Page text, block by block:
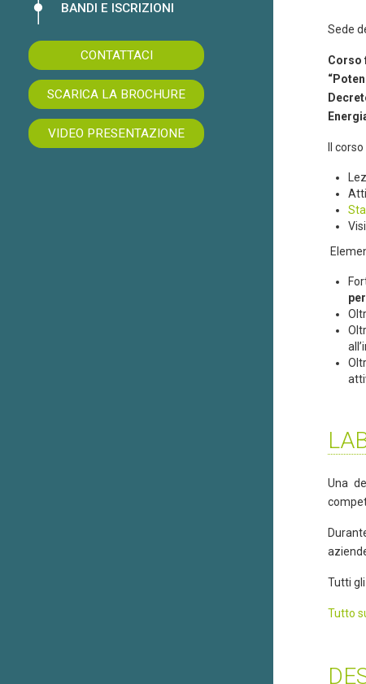
BANDI E ISCRIZIONI
CONTATTACI
SCARICA LA BROCHURE
VIDEO PRESENTAZIONE
Sede
Corso
Il
Una
Tutti
Tutto